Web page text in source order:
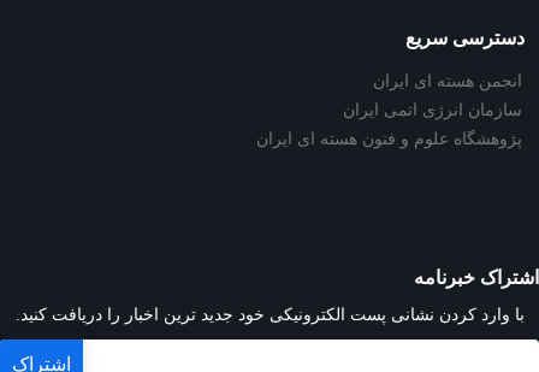
دسترسی سریع
انجمن هسته ای ایران
سازمان انرژی اتمی ایران
پژوهشگاه علوم و فنون هسته ای ایران
اشتراک خبرنامه
با وارد کردن نشانی پست الکترونیکی خود جدید ترین اخبار را دریافت کنید.